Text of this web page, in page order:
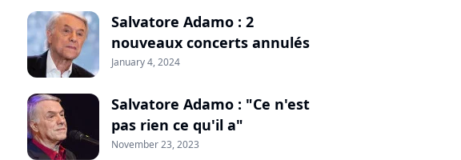
Salvatore Adamo : 2
nouveaux concerts annulés
January 4, 2024
Salvatore Adamo : "Ce n'est
pas rien ce qu'il a"
November 23, 2023